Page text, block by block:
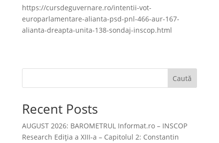
https://cursdeguvernare.ro/intentii-vot-
europarlamentare-alianta-psd-pnl-466-aur-167-
alianta-dreapta-unita-138-sondaj-inscop.html
Caută
Recent Posts
AUGUST 2026: BAROMETRUL Informat.ro – INSCOP
Research Ediția a XIII-a – Capitolul 2: Constantin